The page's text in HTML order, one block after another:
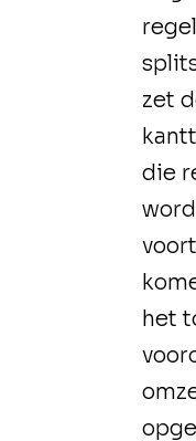
zet
die
het